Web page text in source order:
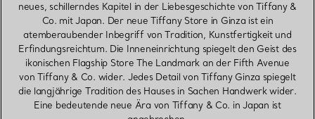
neues, schillerndes Kapitel in der Liebesgeschichte von Tiffany &
Co. mit Japan. Der neue Tiffany Store in Ginza ist ein
atemberaubender Inbegriff von Tradition, Kunstfertigkeit und
Erfindungsreichtum. Die Inneneinrichtung spiegelt den Geist des
ikonischen Flagship Store The Landmark an der Fifth Avenue
von Tiffany & Co. wider. Jedes Detail von Tiffany Ginza spiegelt
die langjährige Tradition des Hauses in Sachen Handwerk wider.
Eine bedeutende neue Ära von Tiffany & Co. in Japan ist